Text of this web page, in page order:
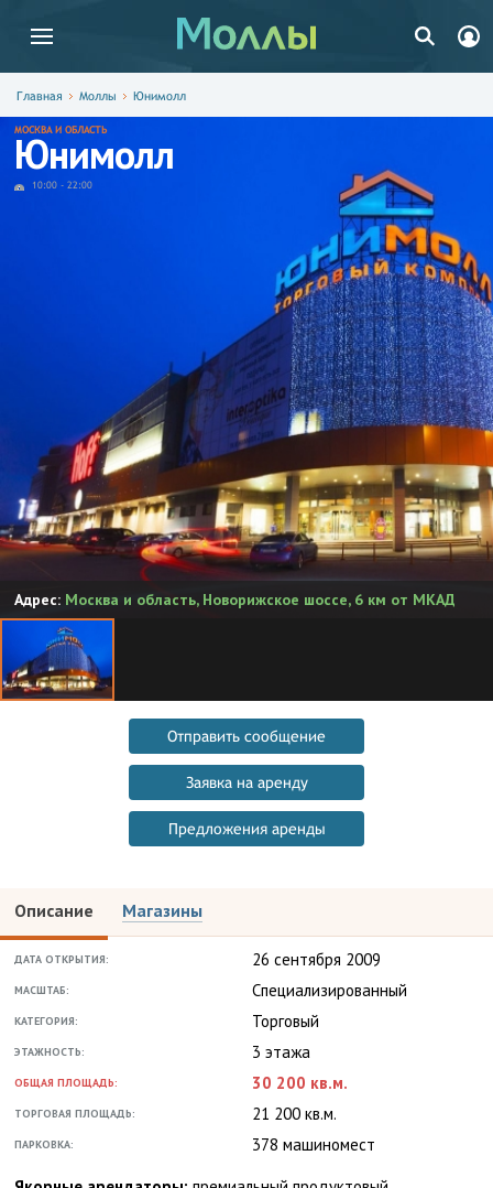
Главная Моллы Юнимолл
МОСКВА И ОБЛАСТЬ
Юнимолл
10:00 - 22:00
Адрес: Москва и область, Новорижское шоссе, 6 км от МКАД
Отправить сообщение
Заявка на аренду
Предложения аренды
Описание Магазины
ДАТА ОТКРЫТИЯ: 26 сентября 2009
МАСШТАБ: Специализированный
КАТЕГОРИЯ: Торговый
ЭТАЖНОСТЬ: 3 этажа
ОБЩАЯ ПЛОЩАДЬ: 30 200 кв.м.
ТОРГОВАЯ ПЛОЩАДЬ: 21 200 кв.м.
ПАРКОВКА:
378 машиномест